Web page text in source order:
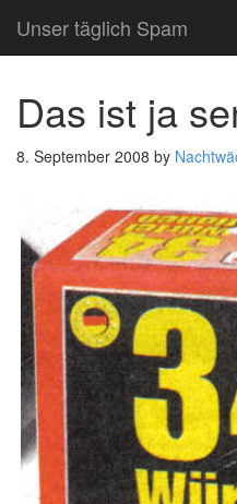
Unser täglich Spam
Das ist ja
8. September 2008 by